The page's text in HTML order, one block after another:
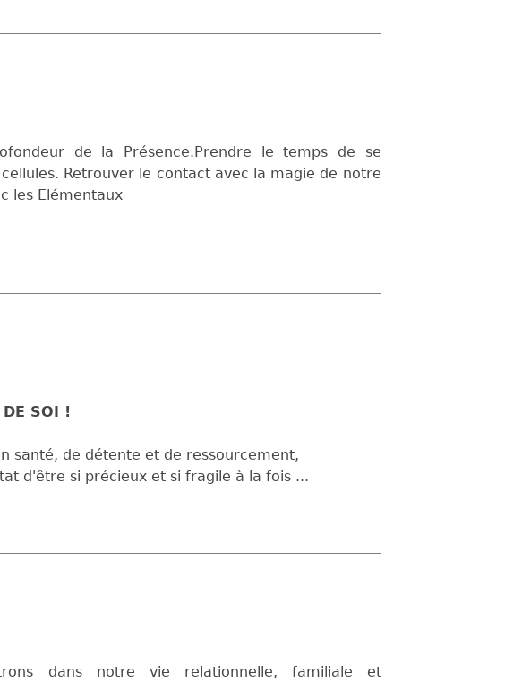
de la Présence.Prendre le temps de se
Retrouver le contact avec la magie de notre
les Elémentaux
DE SOI !
santé, de détente et de ressourcement,
d'être si précieux et si fragile à la fois ...
dans notre vie relationnelle, familiale et